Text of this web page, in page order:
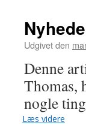
Udgivet den
Denne
Thomas,
nogle
Læs videre